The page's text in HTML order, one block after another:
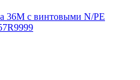
36М с винтовыми N/PE